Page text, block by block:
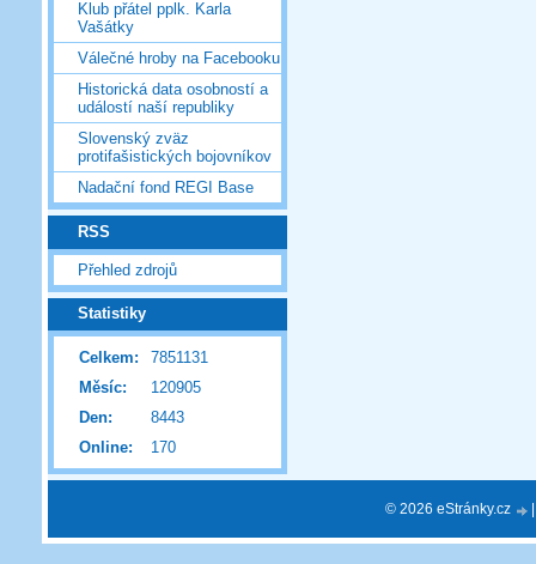
Klub přátel pplk. Karla
Vašátky
Válečné hroby na Facebooku
Historická data osobností a
událostí naší republiky
Slovenský zväz
protifašistických bojovníkov
Nadační fond REGI Base
RSS
Přehled zdrojů
Statistiky
Online: 170
Celkem:
7851131
Měsíc:
120905
Den:
8443
© 2026 eStránky.cz